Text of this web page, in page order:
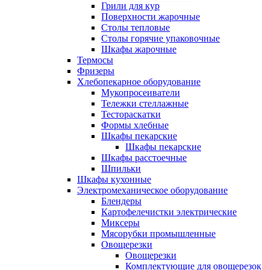
Грили для кур
Поверхности жарочные
Столы тепловые
Столы горячие упаковочные
Шкафы жарочные
Термосы
Фризеры
Хлебопекарное оборудование
Мукопросеиватели
Тележки стеллажные
Тестораскатки
Формы хлебные
Шкафы пекарские
Шкафы пекарские
Шкафы расстоечные
Шпильки
Шкафы кухонные
Электромеханическое оборудование
Блендеры
Картофелечистки электрические
Миксеры
Мясорубки промышленные
Овощерезки
Овощерезки
Комплектующие для овощерезок